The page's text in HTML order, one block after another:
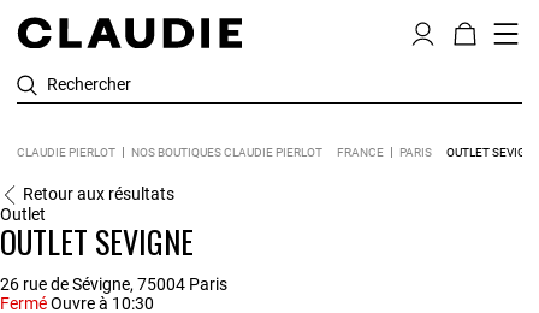
Rechercher
CLAUDIE PIERLOT NOS BOUTIQUES CLAUDIE PIERLOT FRANCE PARIS OUTLET
Retour aux résultats
Outlet
OUTLET SEVIGNE
26 rue de Sévigne, 75004 Paris
FerméOuvre à 10:30